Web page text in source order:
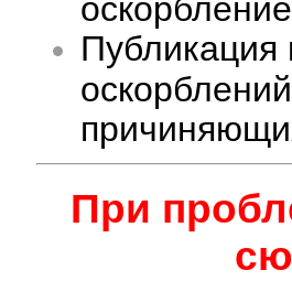
Публикация
При